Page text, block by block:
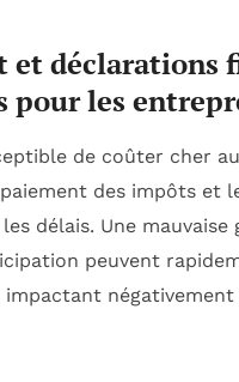
et déclarations
pour les
de coûter cher
des impôts et
délais. Une mauvaise
peuvent
impactant